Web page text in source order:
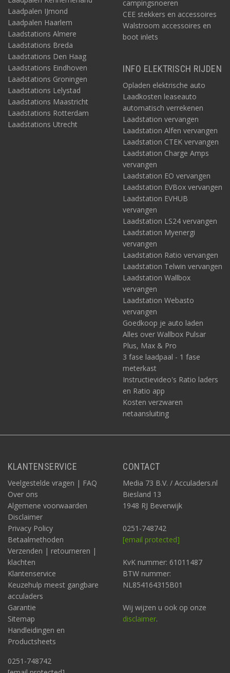
Laadpalen IJmond
Laadpalen Haarlem
Laadstations Almere
Laadstations Breda
Laadstations Den Haag
Laadstations Eindhoven
Laadstations Groningen
Laadstations Lelystad
Laadstations Maastricht
Laadstations Rotterdam
Laadstations Utrecht
campingsnoeren
CEE stekkers en accessoires
Walstroom accessoires en
boot inlets
INFO ELEKTRISCH RIJDEN
Opladen elektrische auto
Laadkosten leaseauto
automatisch verrekenen
Laadstation vervangen
Laadstation Alfen vervangen
Laadstation CTEK vervangen
Laadstation Charge Amps
vervangen
Laadstation EO vervangen
Laadstation EVBox vervangen
Laadstation EVHUB
vervangen
Laadstation LS24 vervangen
Laadstation Myenergi
vervangen
Laadstation Ratio vervangen
Laadstation Telwin vervangen
Laadstation Wallbox
vervangen
Laadstation Webasto
vervangen
Goedkoop je auto laden
Alles over Wallbox Pulsar
Plus, Max & Pro
3 fase laadpaal - 1 fase
meterkast
Instructievideo's Ratio laders
en Ratio app
Kosten verzwaren
netaansluiting
KLANTENSERVICE
Veelgestelde vragen | FAQ
Over ons
Algemene voorwaarden
Disclaimer
Privacy Policy
Betaalmethoden
Verzenden | retourneren |
klachten
Klantenservice
Keuzehulp meest gangbare
acculaders
Garantie
Sitemap
Handleidingen en
Productsheets
0251-748742
CONTACT
Media 73 B.V. / Acculaders.nl
Biesland 13
1948 RJ Beverwijk
0251-748742
[email protected]
KvK nummer: 61011487
BTW nummer:
NL854164315B01
Wij wijzen u ook op onze
disclaimer.